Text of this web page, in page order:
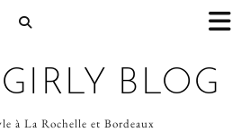
BLOG
à La Rochelle et Bordeaux